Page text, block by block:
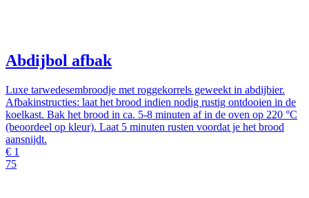
Abdijbol afbak
Luxe tarwedesembroodje met roggekorrels geweekt in abdijbier.
Afbakinstructies: laat het brood indien nodig rustig ontdooien in de
koelkast. Bak het brood in ca. 5-8 minuten af in de oven op 220 °C
(beoordeel op kleur). Laat 5 minuten rusten voordat je het brood
aansnijdt.
€ 1
75